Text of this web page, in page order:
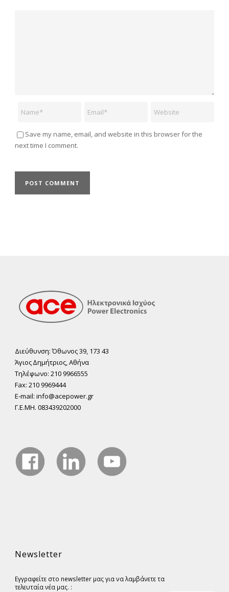
Save my name, email, and website in this browser for the
next time I comment.
Διεύθυνση: Όθωνος 39, 173 43
Άγιος ∆ηµήτριος, Αθήνα
Τηλέφωνο: 210 9966555
Fax: 210 9969444
E-mail: info@acepower.gr
Γ.Ε.ΜΗ. 083439202000
Newsletter
Εγγραφείτε στο newsletter μας για να λαμβάνετε τα
τελευταία νέα μας. :